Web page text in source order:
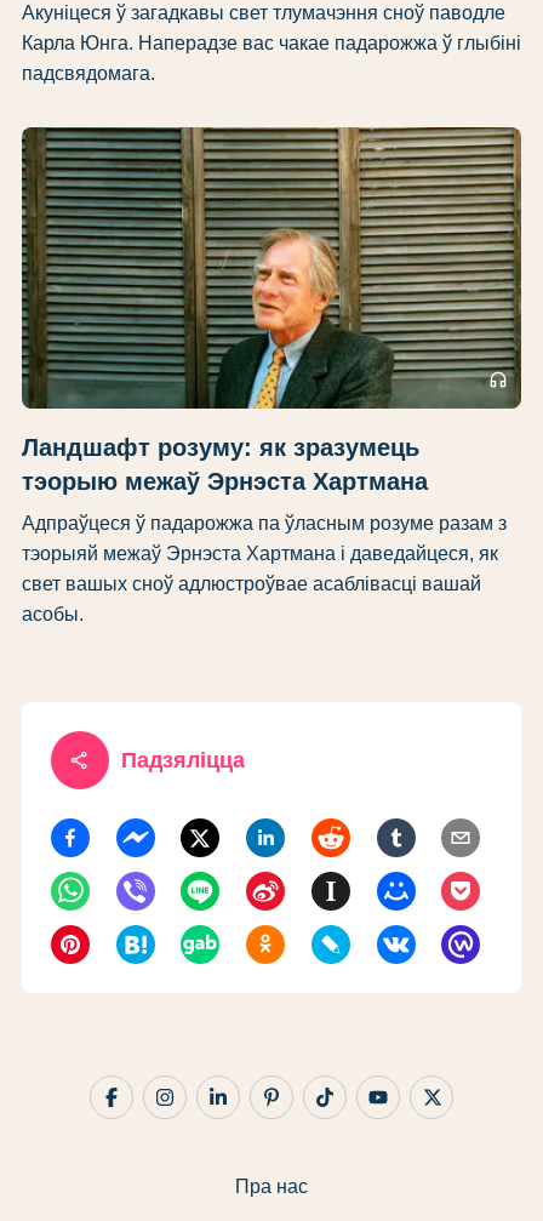
Акуніцеся ў загадкавы свет тлумачэння сноў паводле
Карла Юнга. Наперадзе вас чакае падарожжа ў глыбіні
падсвядомага.
headphones
Ландшафт розуму: як зразумець
тэорыю межаў Эрнэста Хартмана
Адпраўцеся ў падарожжа па ўласным розуме разам з
тэорыяй межаў Эрнэста Хартмана і даведайцеся, як
свет вашых сноў адлюстроўвае асаблівасці вашай
асобы.
share Падзяліцца
Пра нас